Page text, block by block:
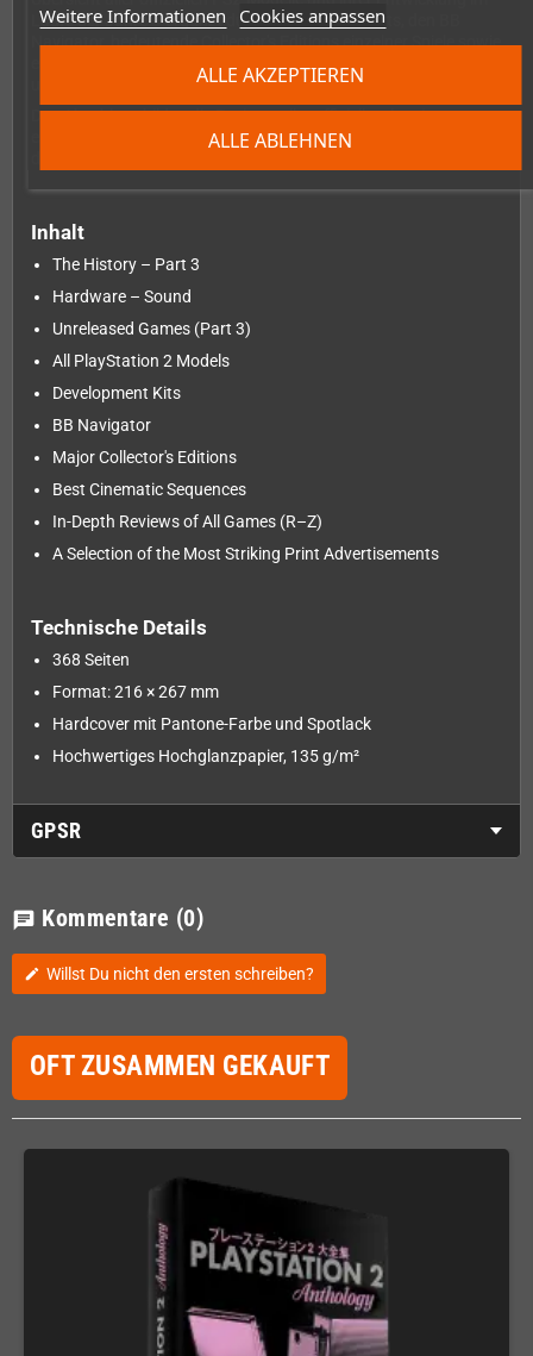
Weitere Informationen Cookies anpassen
ALLE ABLEHNEN
ALLE AKZEPTIEREN
Laufe der Jahre – ergänzt durch Development Kits, den BB
Navigator, bedeutende Collector's Editions einzelner Spiele sowie
eine Auswahl der eindrucksvollsten Filmsequenzen der PS2-Ära
und der auffälligsten Printanzeigen der Zeit.
Den Abschluss bilden die Reviews aller offiziell weltweit
erschienenen PS2-Spiele von R bis Z – der krönende Abschluss
Inhalt
The History – Part 3
Hardware – Sound
Unreleased Games (Part 3)
All PlayStation 2 Models
Development Kits
BB Navigator
Major Collector's Editions
Best Cinematic Sequences
In-Depth Reviews of All Games (R–Z)
A Selection of the Most Striking Print Advertisements
Technische Details
368 Seiten
Format: 216 × 267 mm
Hardcover mit Pantone-Farbe und Spotlack
Hochwertiges Hochglanzpapier, 135 g/m²
GPSR
chat Kommentare (0)
edit Willst Du nicht den ersten schreiben?
OFT ZUSAMMEN GEKAUFT